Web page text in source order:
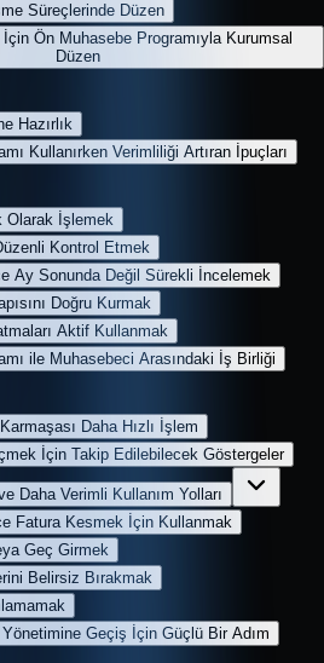
Süreçlerinde Düzen
Ön Muhasebe Programıyla Kurumsal
Düzen
Hazırlık
Kullanırken Verimliliği Artıran İpuçları
Olarak İşlemek
Kontrol Etmek
Ay Sonunda Değil Sürekli İncelemek
Doğru Kurmak
Aktif Kullanmak
ile Muhasebeci Arasındaki İş Birliği
Daha Hızlı İşlem
İçin Takip Edilebilecek Göstergeler
Daha Verimli Kullanım Yolları
Fatura Kesmek İçin Kullanmak
Geç Girmek
Belirsiz Bırakmak
Geçiş İçin Güçlü Bir Adım